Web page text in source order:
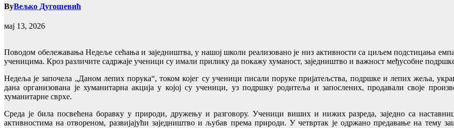
ByВељко Дугошевић
мај 13, 2026
Поводом обележавања Недеље сећања и заједништва, у нашој школи реализованo је низ активности са циљем подстицања
ученицима. Кроз различите садржаје ученици су имали прилику да покажу хуманост, заједништво и важност међусобне
Недеља је започела „Даном лепих порука“, током којег су ученици писали поруке пријатељства, подршке и лепих жеља,
дана организована је хуманитарна акција у којој су ученици, уз подршку родитеља и запослених, продавали своје
хуманитарне сврхе.
Среда је била посвећена боравку у природи, дружењу и разговору. Ученици виших и нижих разреда, заједно са
активностима на отвореном, развијајући заједништво и љубав према природи. У четвртак је одржано предавање на тему